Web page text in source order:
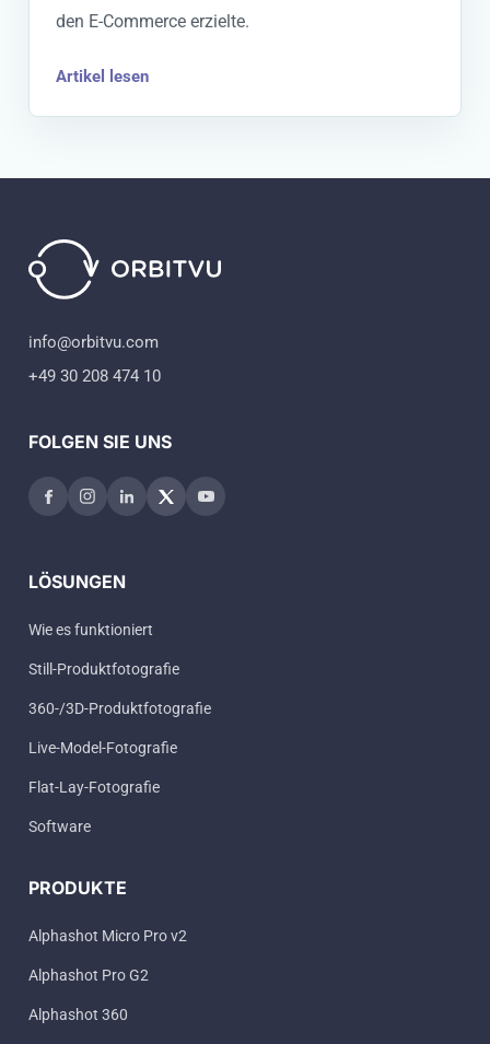
den E-Commerce erzielte.
Artikel lesen
info@orbitvu.com
+49 30 208 474 10
FOLGEN SIE UNS
LÖSUNGEN
Wie es funktioniert
Still-Produktfotografie
360-/3D-Produktfotografie
Live-Model-Fotografie
Flat-Lay-Fotografie
Software
PRODUKTE
Alphashot Micro Pro v2
Alphashot Pro G2
Alphashot 360